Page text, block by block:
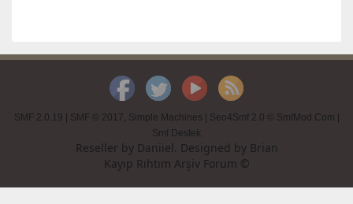
SMF 2.0.19 SMF © 2017, Simple Machines Seo4Smf 2.0 © SmfMod.Com
Smf Destek
Reseller by Daniiel. Designed by Brian
Kayıp Rıhtım Arşiv Forum ©